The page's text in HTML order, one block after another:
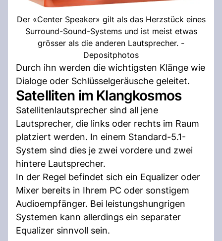
Der «Center Speaker» gilt als das Herzstück eines
Surround-Sound-Systems und ist meist etwas
grösser als die anderen Lautsprecher. -
Depositphotos
Durch ihn werden die wichtigsten Klänge wie
Dialoge oder Schlüsselgeräusche geleitet.
Satelliten im Klangkosmos
Satellitenlautsprecher sind all jene
Lautsprecher, die links oder rechts im Raum
platziert werden. In einem Standard-5.1-
System sind dies je zwei vordere und zwei
hintere Lautsprecher.
In der Regel befindet sich ein Equalizer oder
Mixer bereits in Ihrem PC oder sonstigem
Audioempfänger. Bei leistungshungrigen
Systemen kann allerdings ein separater
Equalizer sinnvoll sein.